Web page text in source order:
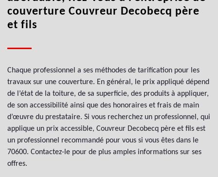
couverture Couvreur Decobecq père
et fils
Chaque professionnel a ses méthodes de tarification pour les
travaux sur une couverture. En général, le prix appliqué dépend
de l’état de la toiture, de sa superficie, des produits à appliquer,
de son accessibilité ainsi que des honoraires et frais de main
d’œuvre du prestataire. Si vous recherchez un professionnel, qui
applique un prix accessible, Couvreur Decobecq père et fils est
un professionnel recommandé pour vous si vous êtes dans le
70600. Contactez-le pour de plus amples informations sur ses
offres.